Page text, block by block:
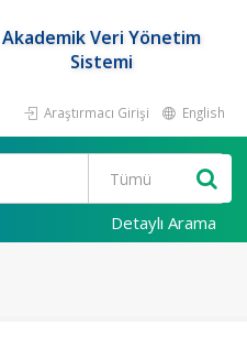
Akademik Veri Yönetim
Sistemi
Araştırmacı Girişi English
Detaylı Arama